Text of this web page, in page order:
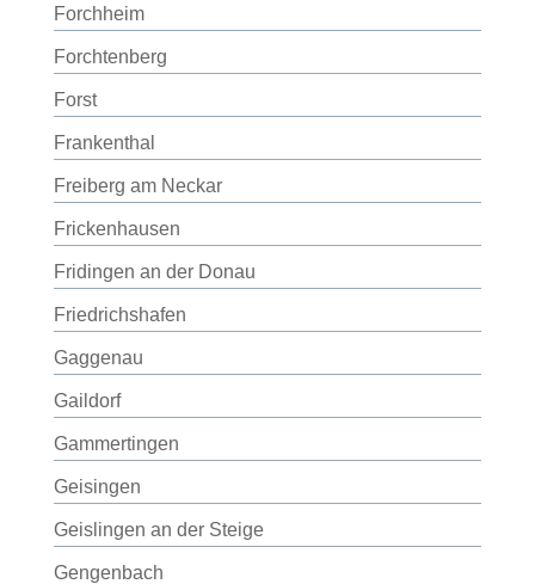
Forchheim
Forchtenberg
Forst
Frankenthal
Freiberg am Neckar
Frickenhausen
Fridingen an der Donau
Friedrichshafen
Gaggenau
Gaildorf
Gammertingen
Geisingen
Geislingen an der Steige
Gengenbach